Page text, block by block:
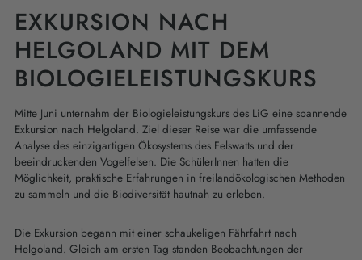
EXKURSION NACH
HELGOLAND MIT DEM
BIOLOGIELEISTUNGSKURS
Mitte Juni unternahm der Biologieleistungskurs des LiG eine spannende
Exkursion nach Helgoland. Ziel dieser Reise war die umfassende
Analyse des einzigartigen Ökosystems des Felswatts und der
beeindruckenden Vogelfelsen. Die SchülerInnen hatten die
Möglichkeit, praktische Erfahrungen in freilandökologischen Methoden
zu sammeln und die Biodiversität hautnah zu erleben.
Die Exkursion begann mit einer schaukeligen Fährfahrt nach
Helgoland. Gleich am ersten Tag standen Beobachtungen der